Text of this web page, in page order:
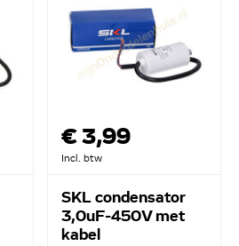
€ 3,99
Incl. btw
SKL condensator
3,0uF-450V met
kabel